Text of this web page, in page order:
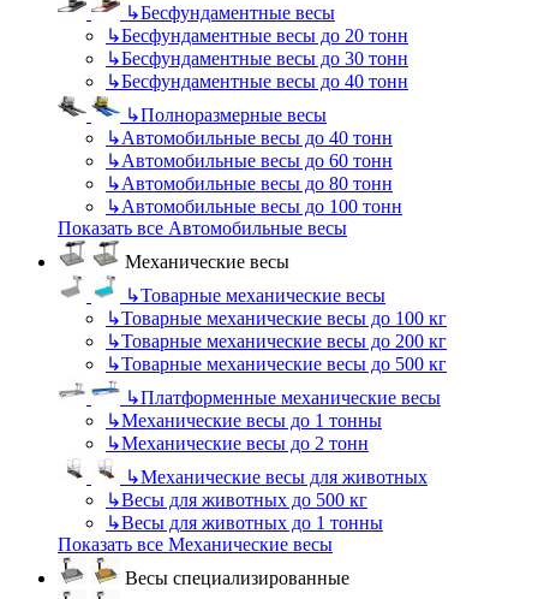
↳Бесфундаментные весы
↳Бесфундаментные весы до 20 тонн
↳Бесфундаментные весы до 30 тонн
↳Бесфундаментные весы до 40 тонн
↳Полноразмерные весы
↳Автомобильные весы до 40 тонн
↳Автомобильные весы до 60 тонн
↳Автомобильные весы до 80 тонн
↳Автомобильные весы до 100 тонн
Показать все Автомобильные весы
Механические весы
↳Товарные механические весы
↳Товарные механические весы до 100 кг
↳Товарные механические весы до 200 кг
↳Товарные механические весы до 500 кг
↳Платформенные механические весы
↳Механические весы до 1 тонны
↳Механические весы до 2 тонн
↳Механические весы для животных
↳Весы для животных до 500 кг
↳Весы для животных до 1 тонны
Показать все Механические весы
Весы специализированные